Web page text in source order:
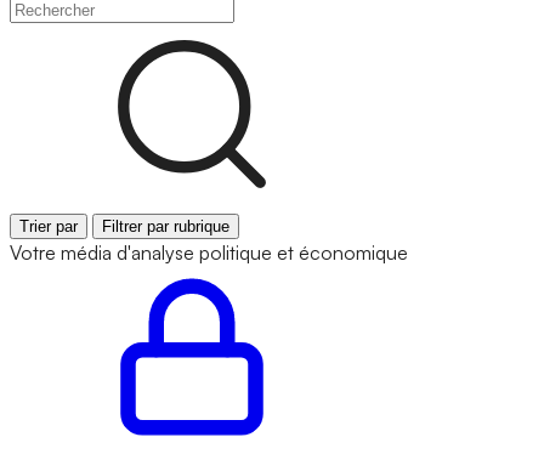
Trier par Filtrer par rubrique
Votre média d'analyse politique et économique